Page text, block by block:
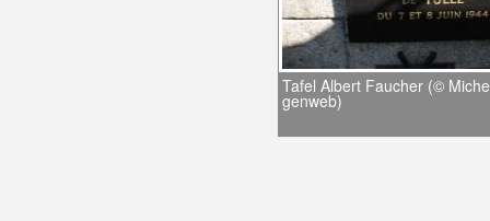
Tafel Albert Faucher (©
genweb)